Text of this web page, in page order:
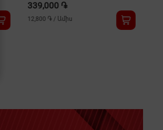
339,000 ֏
12,800 ֏ / Ամիս